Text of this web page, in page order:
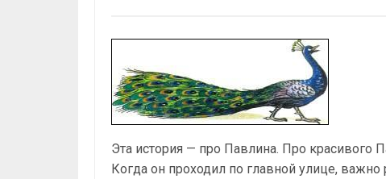
Эта история — про Павлина. Про красивого
Когда он проходил по главной улице,